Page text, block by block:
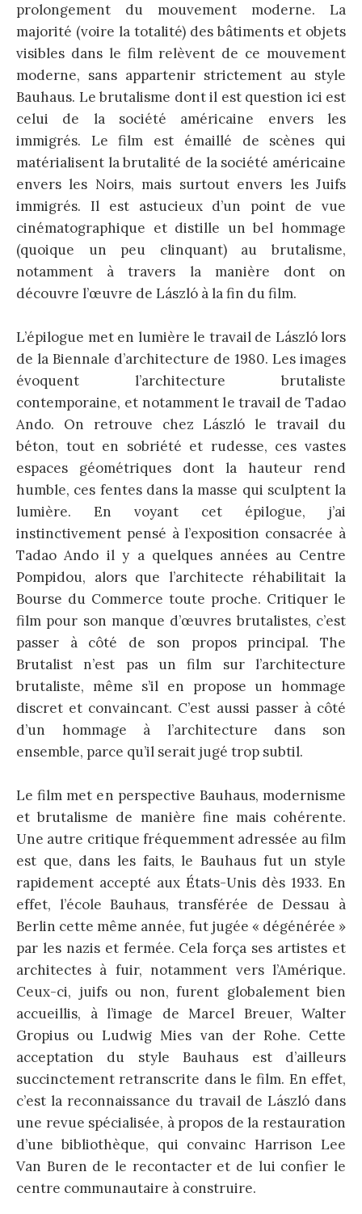
prolongement du mouvement moderne. La
majorité (voire la totalité) des bâtiments et objets
visibles dans le film relèvent de ce mouvement
moderne, sans appartenir strictement au style
Bauhaus. Le brutalisme dont il est question ici est
celui de la société américaine envers les
immigrés. Le film est émaillé de scènes qui
matérialisent la brutalité de la société américaine
envers les Noirs, mais surtout envers les Juifs
immigrés. Il est astucieux d’un point de vue
cinématographique et distille un bel hommage
(quoique un peu clinquant) au brutalisme,
notamment à travers la manière dont on
découvre l’œuvre de László à la fin du film.
L’épilogue met en lumière le travail de László lors
de la Biennale d’architecture de 1980. Les images
évoquent l’architecture brutaliste
contemporaine, et notamment le travail de Tadao
Ando. On retrouve chez László le travail du
béton, tout en sobriété et rudesse, ces vastes
espaces géométriques dont la hauteur rend
humble, ces fentes dans la masse qui sculptent la
lumière. En voyant cet épilogue, j’ai
instinctivement pensé à l’exposition consacrée à
Tadao Ando il y a quelques années au Centre
Pompidou, alors que l’architecte réhabilitait la
Bourse du Commerce toute proche. Critiquer le
film pour son manque d’œuvres brutalistes, c’est
passer à côté de son propos principal. The
Brutalist n’est pas un film sur l’architecture
brutaliste, même s’il en propose un hommage
discret et convaincant. C’est aussi passer à côté
d’un hommage à l’architecture dans son
ensemble, parce qu’il serait jugé trop subtil.
Le film met en perspective Bauhaus, modernisme
et brutalisme de manière fine mais cohérente.
Une autre critique fréquemment adressée au film
est que, dans les faits, le Bauhaus fut un style
rapidement accepté aux États-Unis dès 1933. En
effet, l’école Bauhaus, transférée de Dessau à
Berlin cette même année, fut jugée « dégénérée »
par les nazis et fermée. Cela força ses artistes et
architectes à fuir, notamment vers l’Amérique.
Ceux-ci, juifs ou non, furent globalement bien
accueillis, à l’image de Marcel Breuer, Walter
Gropius ou Ludwig Mies van der Rohe. Cette
acceptation du style Bauhaus est d’ailleurs
succinctement retranscrite dans le film. En effet,
c’est la reconnaissance du travail de László dans
une revue spécialisée, à propos de la restauration
d’une bibliothèque, qui convainc Harrison Lee
Van Buren de le recontacter et de lui confier le
centre communautaire à construire.